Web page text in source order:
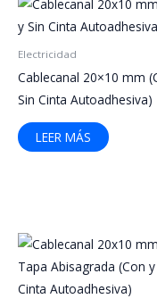
Electricidad
Cablecanal 20×10 mm
Sin Cinta Autoadhesiva)
LEER MÁS